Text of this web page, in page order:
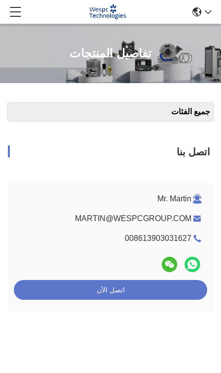
تفاصيل المنتجات
جميع الفئات
اتصل بنا
Mr. Martin
MARTIN@WESPCGROUP.COM
008613903031627
اتصل الآن